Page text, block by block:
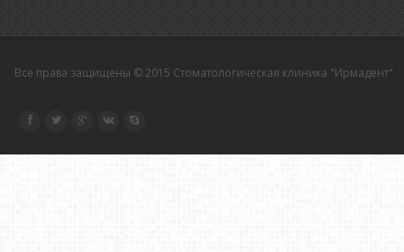
Все права защищены © 2015 Стоматологическая клиника "Ирмадент"